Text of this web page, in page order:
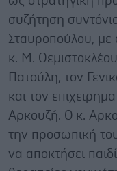
συζήτηση
Σταυροπούλου, με
κ. Μ.
Πατούλη, τον
και τον
Αρκουζή. Ο κ.
την προσωπική
να αποκτήσει